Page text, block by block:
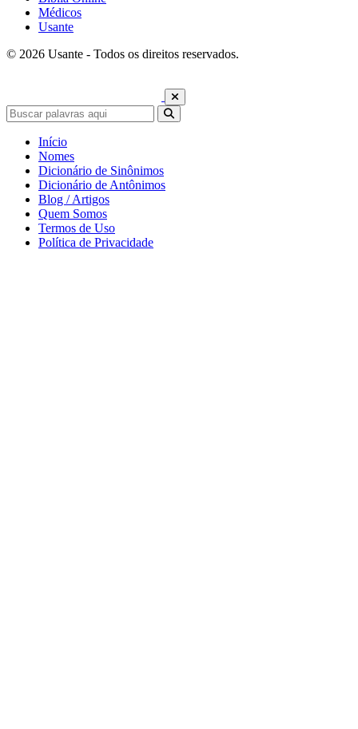
Médicos
Usante
© 2026 Usante - Todos os direitos reservados.
Início
Nomes
Dicionário de Sinônimos
Dicionário de Antônimos
Blog / Artigos
Quem Somos
Termos de Uso
Política de Privacidade